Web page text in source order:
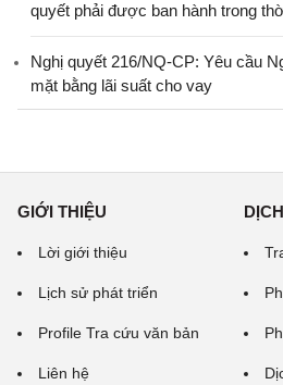
quyết phải được ban hành trong
Nghị quyết 216/NQ-CP: Yêu cầu
mặt bằng lãi suất cho vay
GIỚI THIỆU
Lời giới thiệu
Lịch sử phát triển
Profile Tra cứu văn bản
Liên hệ